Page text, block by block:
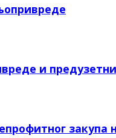
и
закупа